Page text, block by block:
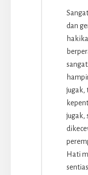
dan
jugak,
jugak,
Hati